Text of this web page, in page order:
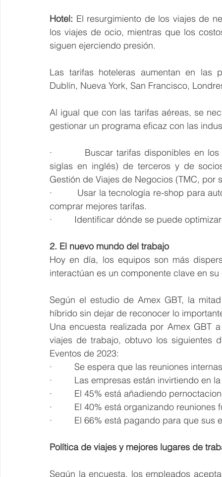
Hotel: El resurgimiento de los viajes de
los viajes de ocio, mientras que los
siguen ejerciendo presión.
Las tarifas hoteleras aumentan en las
Dublín, Nueva York, San Francisco,
Al igual que con las tarifas aéreas, se
gestionar un programa eficaz con las
·         Buscar tarifas disponibles en los
siglas en inglés) de terceros y de
Gestión de Viajes de Negocios (TMC, por
·         Usar la tecnología re-shop para
comprar mejores tarifas.
·         Identificar dónde se puede
2. El nuevo mundo del trabajo
Hoy en día, los equipos son más
interactúan es un componente clave en su
Según el estudio de Amex GBT, la
híbrido sin dejar de reconocer lo
Una encuesta realizada por Amex GBT
viajes de trabajo, obtuvo los siguientes
Eventos de 2023:
·         Se espera que las reuniones
·         Las empresas están invirtiendo en
·         El 45% está añadiendo
·         El 40% está organizando reuniones
·         El 66% está pagando para que
Política de viajes y mejores lugares de
Según la encuesta, los empleados